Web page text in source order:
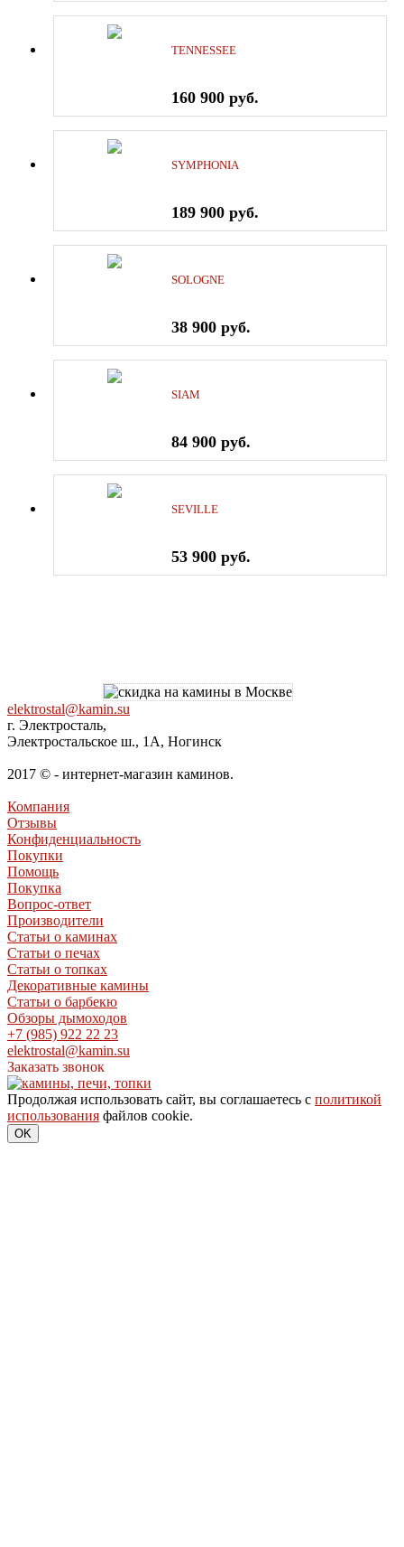
TENNESSEE
160 900 руб.
SYMPHONIA
189 900 руб.
SOLOGNE
38 900 руб.
SIAM
84 900 руб.
SEVILLE
53 900 руб.
elektrostal@kamin.su
г. Электросталь,
Электростальское ш., 1А, Ногинск
2017 © - интернет-магазин каминов.
Компания
Отзывы
Конфиденциальность
Покупки
Помощь
Покупка
Вопрос-ответ
Производители
Статьи о каминах
Статьи о печах
Статьи о топках
Декоративные камины
Статьи о барбекю
Обзоры дымоходов
+7 (985) 922 22 23
elektrostal@kamin.su
Заказать звонок
Продолжая использовать сайт, вы соглашаетесь с политикой
использования файлов cookie.
OK